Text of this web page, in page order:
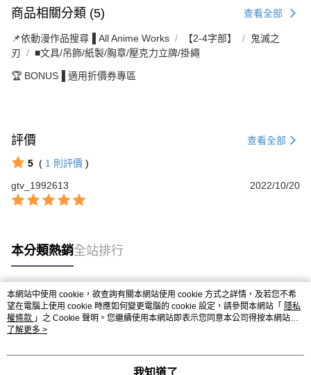
商品相關分類 (5) 查看全部
📌依動漫作品搜尋▐ All Anime Works 【2-4字部】
鬼滅之
刃
■文具/吊飾/紙製/胸章/壓克力立牌/掛繩
🏆 BONUS▐ 適用折價券專區
評價 查看全部
5 ( 1 則評價 )
gtv_1992613
2022/10/20
本分類熱銷全站排行
熱門標籤
本網站中使用 cookie，欲查詢有關本網站使用 cookie 方式之詳情，及若您不希
望在電腦上使用 cookie 時應如何變更電腦的 cookie 設定，請參閱本網站「 隱私
權條款 」之 Cookie 聲明。您繼續使用本網站即表示您同意本公司得按本網站使
用條款之 Cookie 聲明使用 cookie。
了解更多 >
我知道了